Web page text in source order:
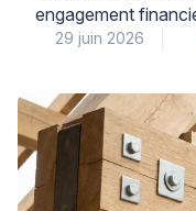
engagement
particulière sur
classiques. Pour
professionnel
constitue la
cachés structurels,
aménagés. Cette
29 juin 2026